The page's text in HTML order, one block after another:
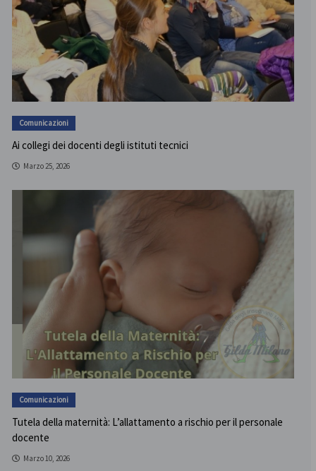
Comunicazioni
Ai collegi dei docenti degli istituti tecnici
Marzo 25, 2026
Comunicazioni
Tutela della maternità: L’allattamento a rischio per il personale
docente
Marzo 10, 2026